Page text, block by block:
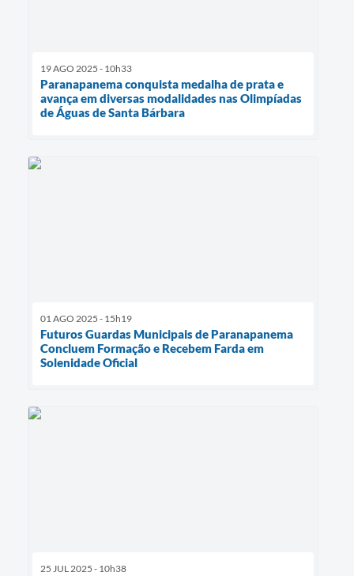
19 AGO 2025 - 10h33
Paranapanema conquista medalha de prata e
avança em diversas modalidades nas Olimpíadas
de Águas de Santa Bárbara
01 AGO 2025 - 15h19
Futuros Guardas Municipais de Paranapanema
Concluem Formação e Recebem Farda em
Solenidade Oficial
25 JUL 2025 - 10h38